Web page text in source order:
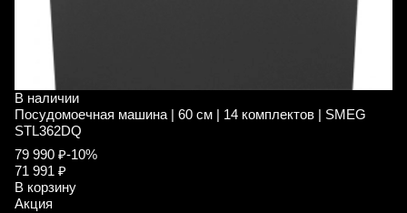
В наличии
Посудомоечная машина | 60 см | 14 комплектов | SMEG
STL362DQ
79 990 ₽-10%
71 991 ₽
В корзину
Акция